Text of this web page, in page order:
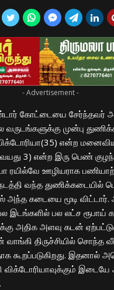
- Advertisement -
கோட்டையை சேர்ந்தவர்
வருடங்களுக்கு முன்பு
என்ற
3) என்ற இரு பெண்
ரயில்வே ஊழியராக
வந்த துணிக்கடையில்
அந்த கடையை மூடி
இடங்களில் பல லட்ச ரூபாய்
அதிக அளவு கடன்
வாங்கி திருச்சியில் சொந்த
கூறப்படுகிறது. இதனால்
இடையே